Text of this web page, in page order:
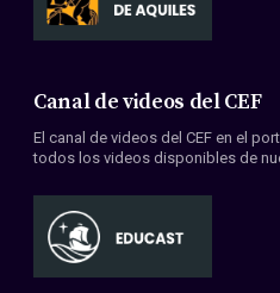
Canal de videos del CEF
El canal de videos del CEF en el
todos los videos disponibles de